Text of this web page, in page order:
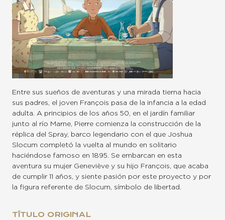
Entre sus sueños de aventuras y una mirada tierna hacia
sus padres, el joven François pasa de la infancia a la edad
adulta. A principios de los años 50, en el jardín familiar
junto al río Marne, Pierre comienza la construcción de la
réplica del Spray, barco legendario con el que Joshua
Slocum completó la vuelta al mundo en solitario
haciéndose famoso en 1895. Se embarcan en esta
aventura su mujer Geneviève y su hijo François, que acaba
de cumplir 11 años, y siente pasión por este proyecto y por
la figura referente de Slocum, símbolo de libertad.
TÍTULO ORIGINAL